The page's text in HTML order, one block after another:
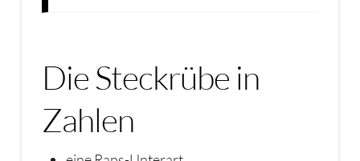
Die Steckrübe in
Zahlen